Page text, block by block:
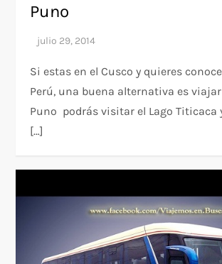
Puno
Si estas en el Cusco y quieres
Perú, una buena alternativa es viajar
Puno podrás visitar el Lago Titicaca
[…]